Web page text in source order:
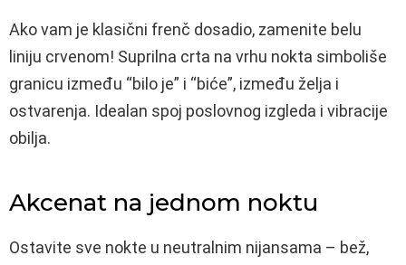
Ako vam je klasični frenč dosadio, zamenite belu
liniju crvenom! Suprilna crta na vrhu nokta simboliše
granicu između “bilo je” i “biće”, između želja i
ostvarenja. Idealan spoj poslovnog izgleda i vibracije
obilja.
Akcenat na jednom noktu
Ostavite sve nokte u neutralnim nijansama – bež,